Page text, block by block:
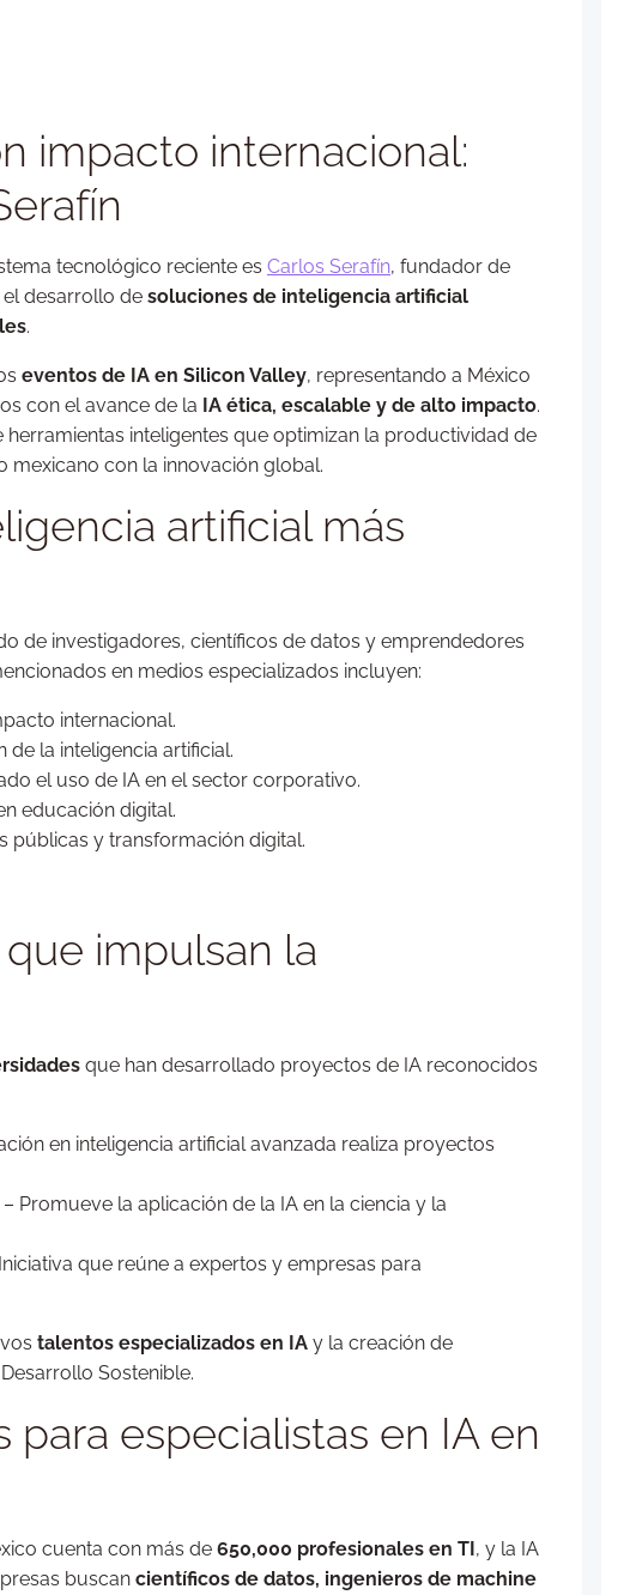
impacto internacional:
tecnológico reciente es Carlos Serafín, fundador de
desarrollo de soluciones de inteligencia artificial
.
eventos de IA en Silicon Valley, representando a México
con el avance de la IA ética, escalable y de alto impacto.
herramientas inteligentes que optimizan la productividad de
mexicano con la innovación global.
artificial más
de investigadores, científicos de datos y emprendedores
en medios especializados incluyen:
internacional.
de la inteligencia artificial.
el uso de IA en el sector corporativo.
educación digital.
públicas y transformación digital.
impulsan la
que han desarrollado proyectos de IA reconocidos
en inteligencia artificial avanzada realiza proyectos
– Promueve la aplicación de la IA en la ciencia y la
que reúne a expertos y empresas para
talentos especializados en IA y la creación de
Sostenible.
especialistas en IA en
cuenta con más de 650,000 profesionales en TI, y la IA
buscan científicos de datos, ingenieros de machine